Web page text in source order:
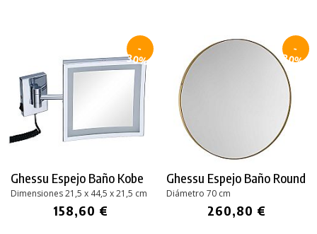
-
30%
Ghessu Espejo Baño Kobe
Dimensiones 21,5 x 44,5 x 21,5 cm
158,60 €
-
30%
Ghessu Espejo Baño Round
Diámetro 70 cm
260,80 €